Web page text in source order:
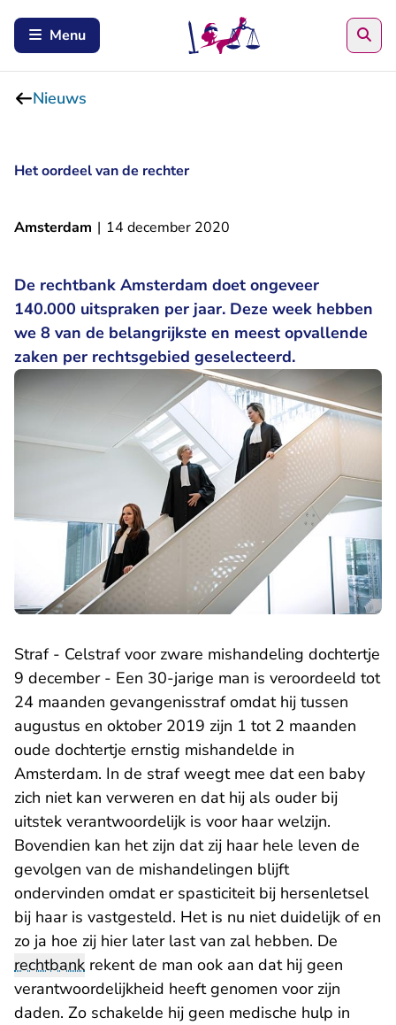
Menu
Nieuws
Het oordeel van de rechter
Amsterdam | 14 december 2020
De rechtbank Amsterdam doet ongeveer
140.000 uitspraken per jaar. Deze week hebben
we 8 van de belangrijkste en meest opvallende
zaken per rechtsgebied geselecteerd.
Straf - Celstraf voor zware mishandeling dochtertje
9 december - Een 30-jarige man is veroordeeld tot
24 maanden gevangenisstraf omdat hij tussen
augustus en oktober 2019 zijn 1 tot 2 maanden
oude dochtertje ernstig mishandelde in
Amsterdam. In de straf weegt mee dat een baby
zich niet kan verweren en dat hij als ouder bij
uitstek verantwoordelijk is voor haar welzijn.
Bovendien kan het zijn dat zij haar hele leven de
gevolgen van de mishandelingen blijft
ondervinden omdat er spasticiteit bij hersenletsel
bij haar is vastgesteld. Het is nu niet duidelijk of en
zo ja hoe zij hier later last van zal hebben. De
rechtbank rekent de man ook aan dat hij geen
verantwoordelijkheid heeft genomen voor zijn
daden. Zo schakelde hij geen medische hulp in